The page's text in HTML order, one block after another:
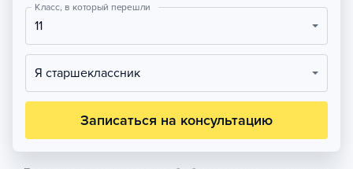
Класс, в который перешли
11
Я старшеклассник
Записаться на консультацию